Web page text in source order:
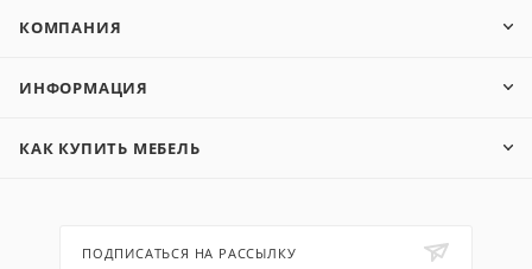
КОМПАНИЯ
ИНФОРМАЦИЯ
КАК КУПИТЬ МЕБЕЛЬ
ПОДПИСАТЬСЯ НА РАССЫЛКУ